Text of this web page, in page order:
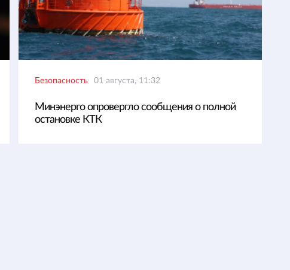
Безопасность 01 августа, 11:32
Минэнерго опровергло сообщения о полной
остановке КТК